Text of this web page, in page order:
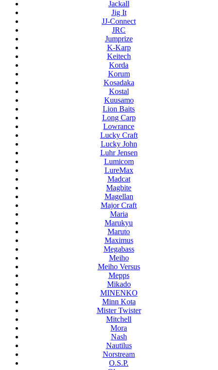
Jackall
Jig It
JJ-Connect
JRC
Jumprize
K-Karp
Keitech
Korda
Korum
Kosadaka
Kostal
Kuusamo
Lion Baits
Long Carp
Lowrance
Lucky Craft
Lucky John
Luhr Jensen
Lumicom
LureMax
Madcat
Magbite
Magellan
Major Craft
Maria
Marukyu
Maruto
Maximus
Megabass
Meiho
Meiho Versus
Mepps
Mikado
MINENKO
Minn Kota
Mister Twister
Mitchell
Mora
Nash
Nautilus
Norstream
O.S.P.